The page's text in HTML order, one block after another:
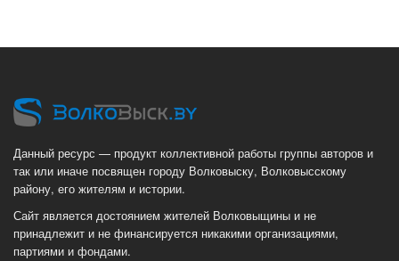
Данный ресурс — продукт коллективной работы группы авторов и
так или иначе посвящен городу Волковыску, Волковысскому
району, его жителям и истории.
Сайт является достоянием жителей Волковыщины и не
принадлежит и не финансируется никакими организациями,
партиями и фондами.